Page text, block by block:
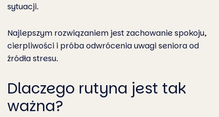
sytuacji.
Najlepszym rozwiązaniem jest zachowanie spokoju,
cierpliwości i próba odwrócenia uwagi seniora od
źródła stresu.
Dlaczego rutyna jest tak
ważna?